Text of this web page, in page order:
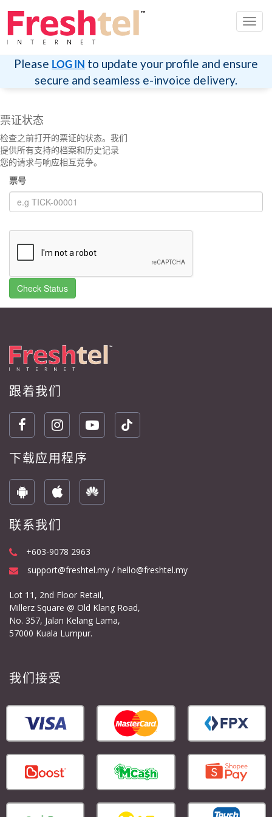
切
换
航
Please LOG IN to update your profile and ensure
secure and seamless e-invoice delivery.
票证状态
检查之前打开的票证的状态。我们
提供所有支持的档案和历史记录
您的请求与响应相互竞争。
票号
Check Status
跟着我们
下载应用程序
联系我们
+603-9078 2963
support@freshtel.my / hello@freshtel.my
Lot 11, 2nd Floor Retail,
Millerz Square @ Old Klang Road,
No. 357, Jalan Kelang Lama,
57000 Kuala Lumpur.
我们接受